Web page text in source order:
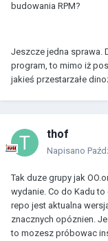
budowania RPM?
Jeszcze jedna sprawa.
program, to mimo iż
jakieś przestarzałe
thof
Napisano
Tak duze grupy jak
wydanie. Co do Kadu
repo jest aktualna
znacznych opóznien.
to mozesz próbowac